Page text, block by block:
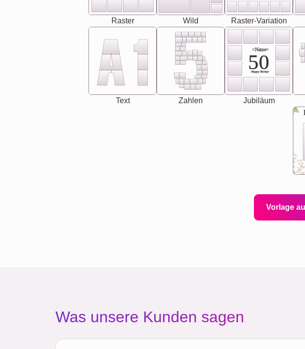
Raster Wild Raster-Variation
Text Zahlen
<Name>
50
-Happy Birday-
Jubiläum
Vorlage
Was unsere Kunden sagen